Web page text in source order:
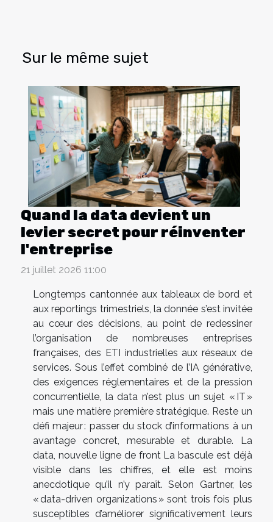
Sur le même sujet
Quand la data devient un
levier secret pour réinventer
l'entreprise
21 juillet 2026 11:00
Longtemps cantonnée aux tableaux de bord et
aux reportings trimestriels, la donnée s’est invitée
au cœur des décisions, au point de redessiner
l’organisation de nombreuses entreprises
françaises, des ETI industrielles aux réseaux de
services. Sous l’effet combiné de l’IA générative,
des exigences réglementaires et de la pression
concurrentielle, la data n’est plus un sujet « IT »
mais une matière première stratégique. Reste un
défi majeur : passer du stock d’informations à un
avantage concret, mesurable et durable. La
data, nouvelle ligne de front La bascule est déjà
visible dans les chiffres, et elle est moins
anecdotique qu’il n’y paraît. Selon Gartner, les
« data-driven organizations » sont trois fois plus
susceptibles d’améliorer significativement leurs